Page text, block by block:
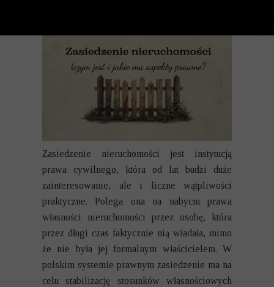
Zasiedzenie nieruchomości jest instytucją
prawa cywilnego, która od lat budzi duże
zainteresowanie, ale i liczne wątpliwości
praktyczne. Polega ona na nabyciu prawa
własności nieruchomości przez osobę, która
przez długi czas faktycznie nią władała, mimo
że nie była jej formalnym właścicielem. W
polskim systemie prawnym zasiedzenie ma na
celu stabilizację stosunków własnościowych